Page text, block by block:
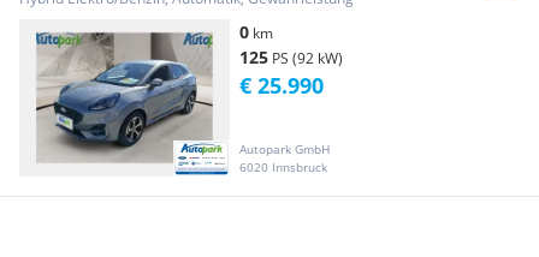
0 km
125 PS (92 kW)
Autopark GmbH
6020 Innsbruck
€ 25.990